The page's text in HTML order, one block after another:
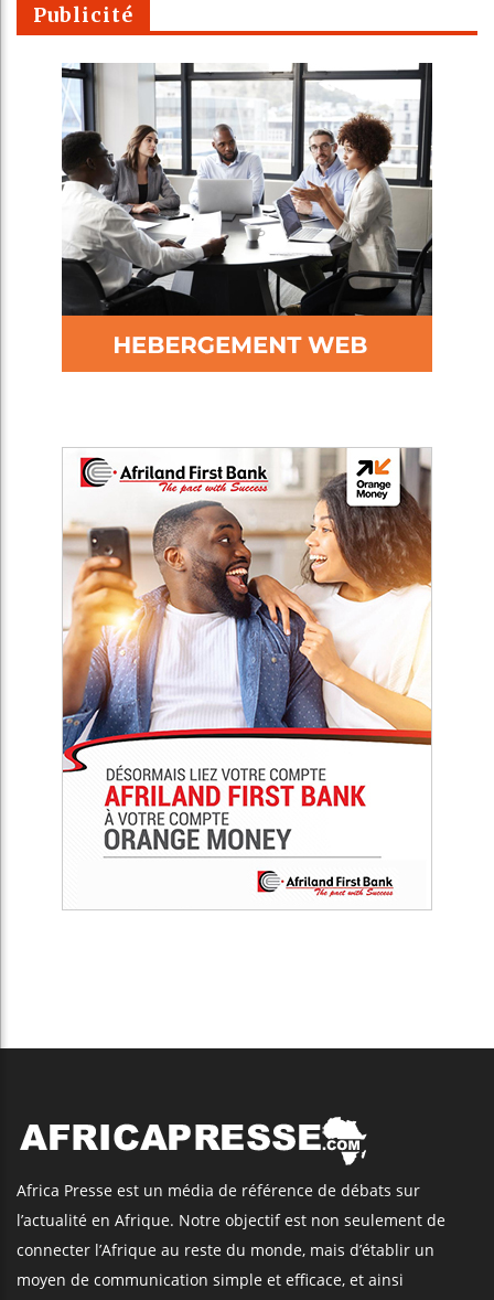
Publicité
Africa Presse est un média de référence de débats sur
l’actualité en Afrique. Notre objectif est non seulement de
connecter l’Afrique au reste du monde, mais d’établir un
moyen de communication simple et efficace, et ainsi